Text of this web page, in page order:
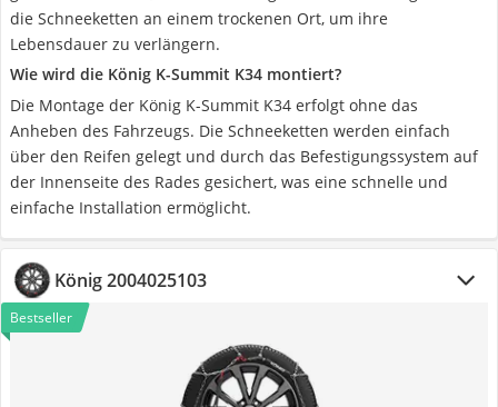
die Schneeketten an einem trockenen Ort, um ihre
Lebensdauer zu verlängern.
Wie wird die König K-Summit K34 montiert?
Die Montage der König K-Summit K34 erfolgt ohne das
Anheben des Fahrzeugs. Die Schneeketten werden einfach
über den Reifen gelegt und durch das Befestigungssystem auf
der Innenseite des Rades gesichert, was eine schnelle und
einfache Installation ermöglicht.
König 2004025103
Bestseller